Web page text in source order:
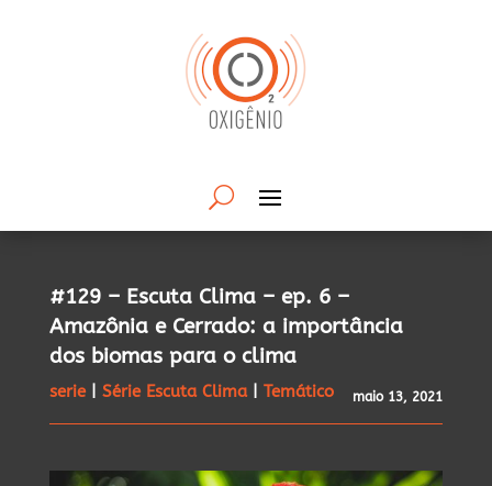
#129 – Escuta Clima – ep. 6 –
Amazônia e Cerrado: a importância
dos biomas para o clima
serie| Série Escuta Clima| Temático maio 13, 2021